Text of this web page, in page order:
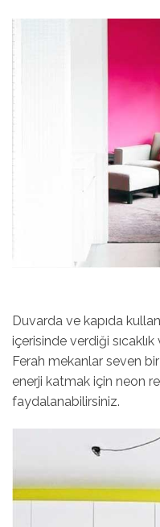
Duvarda ve kapıda
içerisinde verdiği sıcaklık
Ferah mekanlar seven bir
enerji katmak için neon
faydalanabilirsiniz.